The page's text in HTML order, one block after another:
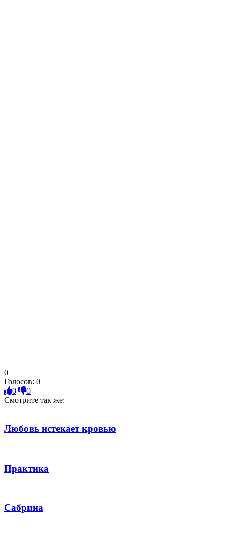
0
Голосов: 0
0
0
Смотрите так же:
Любовь истекает кровью
Практика
Сабрина